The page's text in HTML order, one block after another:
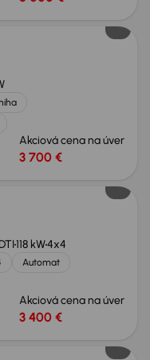
Akciová cena na úver
3 700 €
118 kW4x4
Automat
Akciová cena na úver
3 400 €